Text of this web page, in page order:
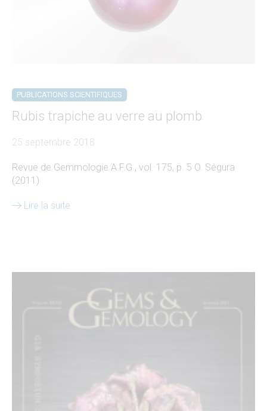
PUBLICATIONS SCIENTIFIQUES
Rubis trapiche au verre au plomb
25 septembre 2018
Revue de Gemmologie A.F.G., vol. 175, p. 5 O. Ségura
(2011)
Lire la suite